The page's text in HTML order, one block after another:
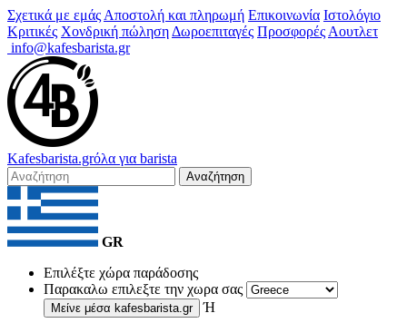
Σχετικά με εμάς Αποστολή και πληρωμή Επικοινωνία Ιστολόγιο
Κριτικές Χονδρική πώληση Δωροεπιταγές Προσφορές Αουτλετ
info@kafesbarista.gr
Kafesbarista.grόλα για barista
Αναζήτηση
GR
Επιλέξτε χώρα παράδοσης
Παρακαλω επιλεξτε την χωρα σας
Μείνε μέσα kafesbarista.gr Ή